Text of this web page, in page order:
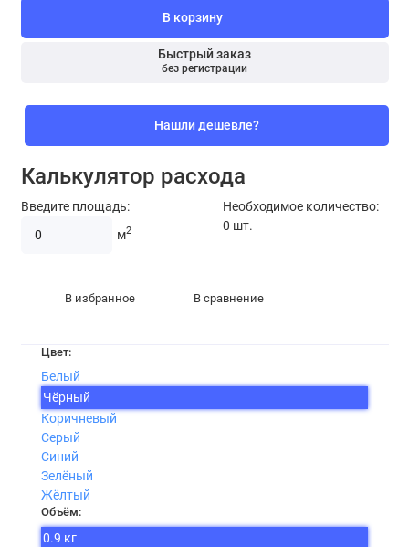
В корзину
Быстрый заказ
без регистрации
Нашли дешевле?
Калькулятор расхода
Введите площадь:
м2
Необходимое количество:
0 шт.
В избранное В сравнение
Цвет:
Белый
Чёрный
Коричневый
Серый
Синий
Зелёный
Жёлтый
Объём:
0.9 кг